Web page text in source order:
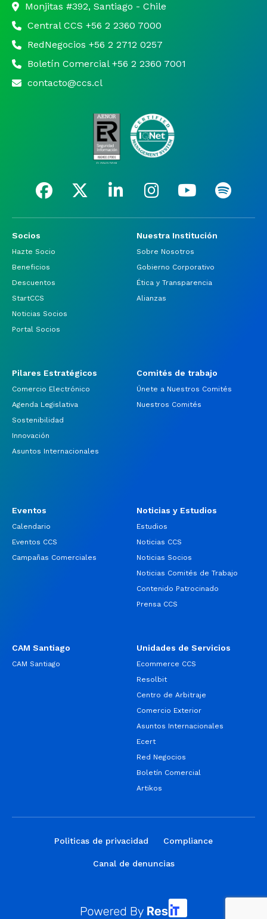
Monjitas #392, Santiago - Chile
Central CCS +56 2 2360 7000
RedNegocios +56 2 2712 0257
Boletín Comercial +56 2 2360 7001
contacto@ccs.cl
Socios
Hazte Socio
Beneficios
Descuentos
StartCCS
Noticias Socios
Portal Socios
Nuestra Institución
Sobre Nosotros
Gobierno Corporativo
Ética y Transparencia
Alianzas
Pilares Estratégicos
Comercio Electrónico
Agenda Legislativa
Sostenibilidad
Innovación
Asuntos Internacionales
Comités de trabajo
Únete a Nuestros Comités
Nuestros Comités
Eventos
Calendario
Eventos CCS
Campañas Comerciales
Noticias y Estudios
Estudios
Noticias CCS
Noticias Socios
Noticias Comités de Trabajo
Contenido Patrocinado
Prensa CCS
CAM Santiago
CAM Santiago
Unidades de Servicios
Ecommerce CCS
Resolbit
Centro de Arbitraje
Comercio Exterior
Asuntos Internacionales
Ecert
Red Negocios
Boletín Comercial
Artikos
Politicas de privacidad Compliance
Canal de denuncias